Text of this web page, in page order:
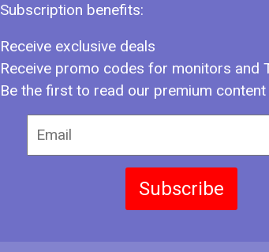
Subscription benefits:
Receive exclusive deals
Receive promo codes for monitors and
Be the first to read our premium content
Subscribe
70.9 cm
708.538 mm
2.32 ft
620.928 mm
2.04 ft